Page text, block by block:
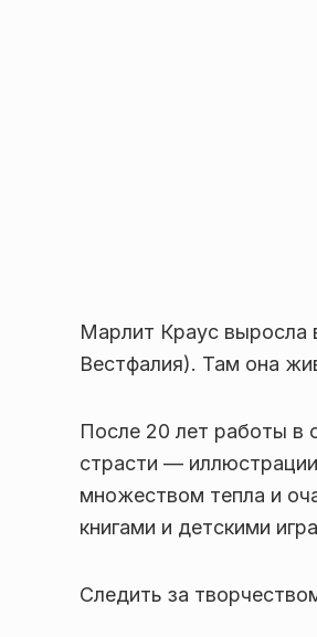
Марлит Краус выросла
Вестфалия). Там она
После 20 лет работы в
страсти —
множеством тепла и
книгами и детскими
Следить за